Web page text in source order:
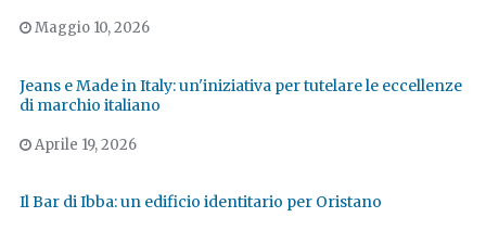
Maggio 10, 2026
Jeans e Made in Italy: un'iniziativa per tutelare le eccellenze
di marchio italiano
Aprile 19, 2026
Il Bar di Ibba: un edificio identitario per Oristano